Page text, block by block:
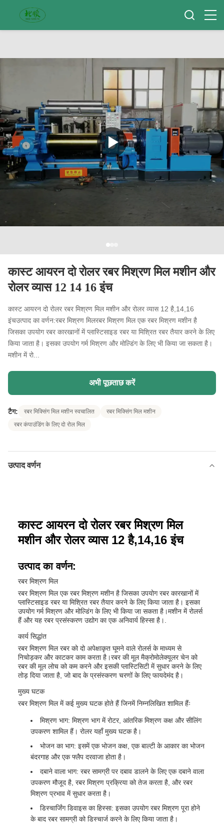
कास्ट आयरन दो रोलर रबर मिश्रण मिल मशीन और
रोलर व्यास 12 14 16 इंच
कास्ट आयरन दो रोलर रबर मिश्रण मिल मशीन और रोलर व्यास 12 है,14,16
इंचउत्पाद का वर्णन:रबर मिश्रण मिलरबर मिश्रण मिल एक रबर मिश्रण मशीन है
जिसका उपयोग रबर कारखानों में प्लास्टिसाइड रबर या मिश्रित रबर तैयार करने के लिए
किया जाता है। इसका उपयोग गर्म मिश्रण और मोल्डिंग के लिए भी किया जा सकता है।
मशीन में रो...
अभी पूछताछ करें
टैग: रबर मिक्सिंग मिल मशीन स्वचालित
रबर मिक्सिंग मिल मशीन
रबर कंपाउंडिंग के लिए दो रोल मिल
उत्पाद वर्णन
कास्ट आयरन दो रोलर रबर मिश्रण मिल
मशीन और रोलर व्यास 12 है,14,16 इंच
उत्पाद का वर्णन:
रबर मिश्रण मिल
रबर मिश्रण मिल एक रबर मिश्रण मशीन है जिसका उपयोग रबर कारखानों में
प्लास्टिसाइड रबर या मिश्रित रबर तैयार करने के लिए किया जाता है। इसका
उपयोग गर्म मिश्रण और मोल्डिंग के लिए भी किया जा सकता है।मशीन में रोलर्स
हैं और यह रबर प्रसंस्करण उद्योग का एक अनिवार्य हिस्सा है।.
कार्य सिद्धांत
रबर मिश्रण मिल रबर को दो अपेक्षाकृत घूमने वाले रोलर्स के माध्यम से
निचोड़कर और काटकर काम करता है।रबर की मूल मैक्रोमोलेक्यूलर चेन को
रबर की मूल लोच को कम करने और इसकी प्लास्टिसिटी में सुधार करने के लिए
तोड़ दिया जाता है, जो बाद के प्रसंस्करण चरणों के लिए फायदेमंद है।
मुख्य घटक
रबर मिश्रण मिल में कई मुख्य घटक होते हैं जिनमें निम्नलिखित शामिल हैंः
मिश्रण भाग: मिश्रण भाग में रोटर, आंतरिक मिश्रण कक्ष और सीलिंग
उपकरण शामिल हैं। रोलर यहाँ मुख्य घटक है।
भोजन का भाग: इसमें एक भोजन कक्ष, एक बाल्टी के आकार का भोजन
बंदरगाह और एक फ्लैप दरवाजा होता है।
दबाने वाला भाग: रबर सामग्री पर दबाव डालने के लिए एक दबाने वाला
उपकरण मौजूद है, रबर मिश्रण प्रक्रिया को तेज करता है, और रबर
मिश्रण प्रभाव में सुधार करता है।
डिस्चार्जिंग डिवाइस का हिस्सा: इसका उपयोग रबर मिश्रण पूरा होने
के बाद रबर सामग्री को डिस्चार्ज करने के लिए किया जाता है।